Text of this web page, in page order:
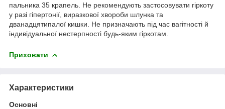
пальника 35 крапель. Не рекомендують застосовувати гіркоту
у разі гіпертонії, виразкової хвороби шлунка та
дванадцятипалої кишки. Не призначають під час вагітності й
індивідуальної нестерпності будь-яким гіркотам.
Приховати
Характеристики
Основні